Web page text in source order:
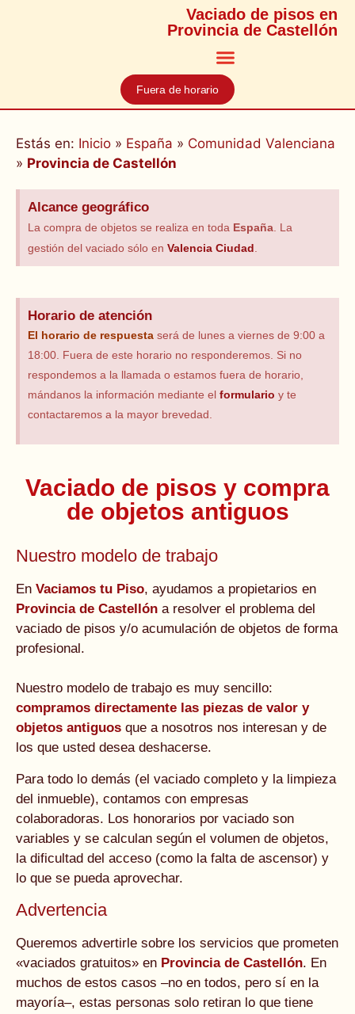
Vaciado de pisos en
Provincia de Castellón
Fuera de horario
Estás en: Inicio » España » Comunidad Valenciana
» Provincia de Castellón
Alcance geográfico
La compra de objetos se realiza en toda España . La
gestión del vaciado sólo en Valencia Ciudad
Horario de atención
El horario de respuesta será de lunes a viernes de 9:00 a
18:00. Fuera de este horario no responderemos. Si no
respondemos a la llamada o estamos fuera de horario,
mándanos la información mediante el formulario y te
contactaremos a la mayor brevedad.
Vaciado de pisos y compra
de objetos antiguos
Nuestro modelo de trabajo
En Vaciamos tu Piso, ayudamos a propietarios en
Provincia de Castellón a resolver el problema del
vaciado de pisos y/o acumulación de objetos de forma
profesional.
Nuestro modelo de trabajo es muy sencillo:
compramos directamente las piezas de valor y
objetos antiguos que a nosotros nos interesan y de
los que usted desea deshacerse.
Para todo lo demás (el vaciado completo y la limpieza
del inmueble), contamos con empresas
colaboradoras. Los honorarios por vaciado son
variables y se calculan según el volumen de objetos,
la dificultad del acceso (como la falta de ascensor) y
lo que se pueda aprovechar.
Advertencia
Queremos advertirle sobre los servicios que prometen
«vaciados gratuitos» en Provincia de Castellón. En
muchos de estos casos –no en todos, pero sí en la
mayoría–, estas personas solo retiran lo que tiene